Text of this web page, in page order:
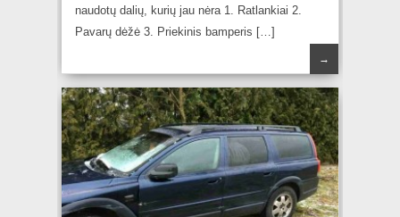
naudotų dalių, kurių jau nėra 1. Ratlankiai 2.
Pavarų dėžė 3. Priekinis bamperis […]
→